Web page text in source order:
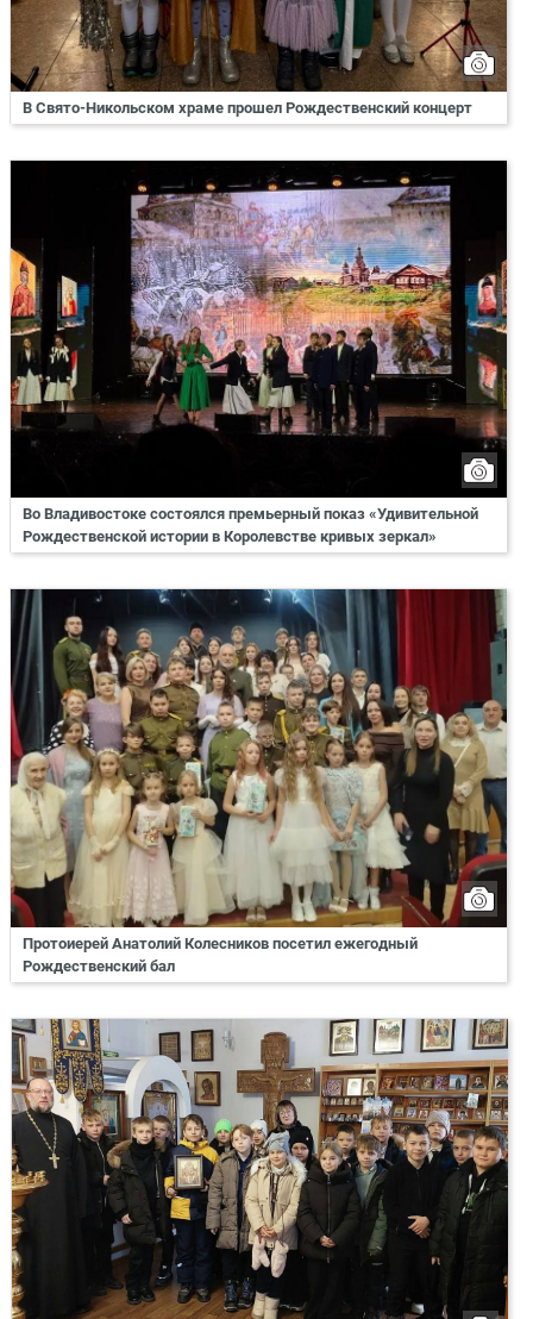
В Свято-Никольском храме прошел Рождественский концерт
Во Владивостоке состоялся премьерный показ «Удивительной
Рождественской истории в Королевстве кривых зеркал»
Протоиерей Анатолий Колесников посетил ежегодный
Рождественский бал